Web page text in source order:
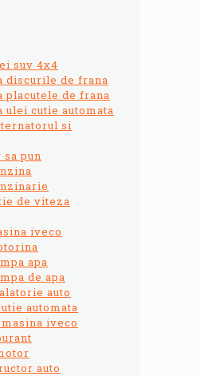
suv 4x4
discurile de frana
placutele de frana
ulei cutie automata
si
pun
de viteza
iveco
apa
de apa
auto
automata
iveco
auto